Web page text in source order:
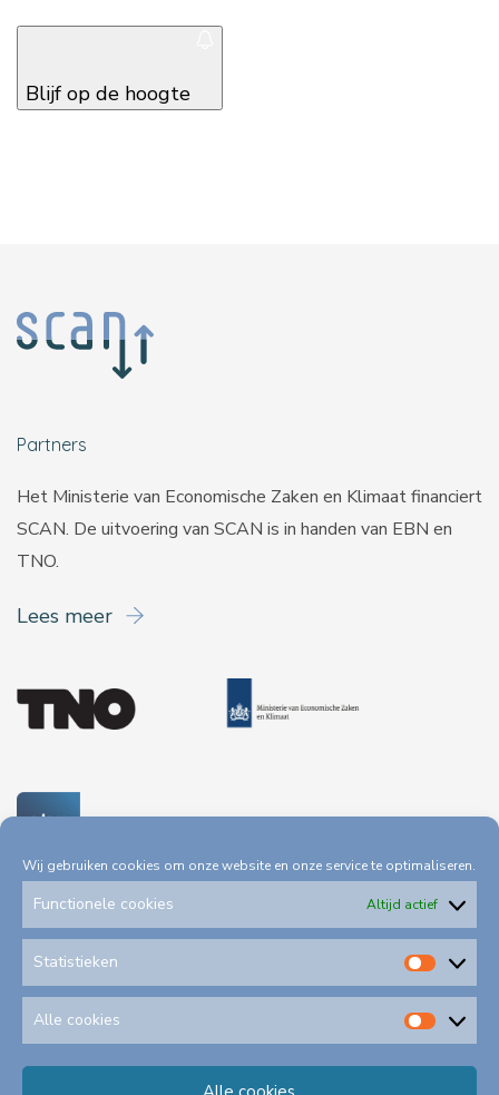
Wij gebruiken cookies om onze website en onze service te optimaliseren.
Functionele cookies Altijd actief
Statistieken
Alle cookies
Alle
Blijf op de hoogte
Partners
Het Ministerie van Economische Zaken en Klimaat financiert
SCAN. De uitvoering van SCAN is in handen van EBN en
TNO.
Lees meer
Privacystatement
Schadeformulieren